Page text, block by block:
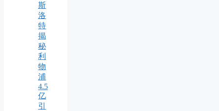
斯
洛
特
揭
秘
利
物
浦
4.5
亿
引